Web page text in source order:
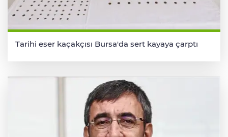
Tarihi eser kaçakçısı Bursa'da sert kayaya çarptı